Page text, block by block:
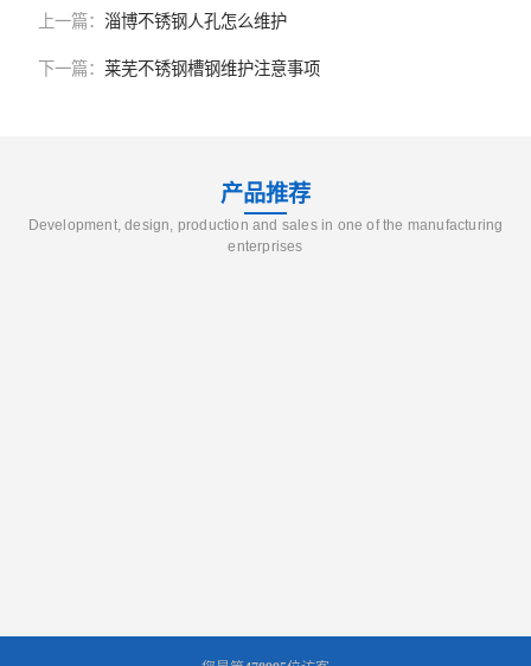
上一篇： 淄博不锈钢人孔怎么维护
下一篇： 莱芜不锈钢槽钢维护注意事项
产品推荐
Development, design, production and sales in one of the manufacturing
enterprises